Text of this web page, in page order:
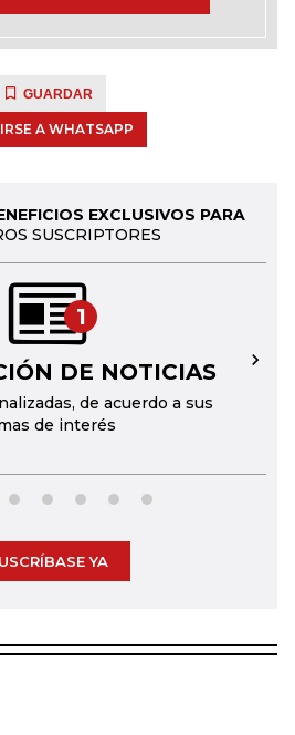
GUARDAR
A WHATSAPP
EXCLUSIVOS PARA
SUSCRIPTORES
1
DE NOTICIAS
de acuerdo a sus
de interés
→
YA